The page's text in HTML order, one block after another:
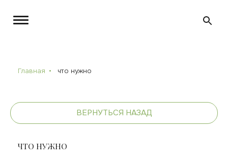
Главная что нужно
ВЕРНУТЬСЯ НАЗАД
ЧТО НУЖНО